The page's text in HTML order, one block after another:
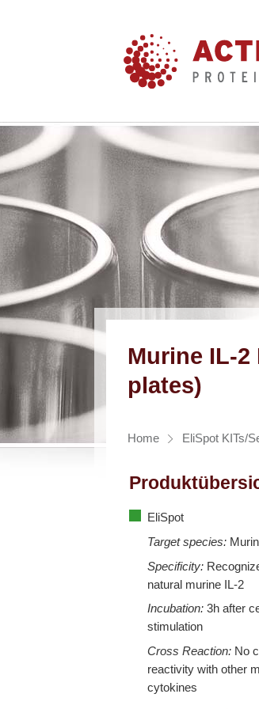
Murine IL-2
plates)
Home EliSpot KITs/
EliSpot
Target species:
Specificity:
natural murine IL-2
Incubation: 3h after
stimulation
Cross Reaction: No
reactivity with other
cytokines